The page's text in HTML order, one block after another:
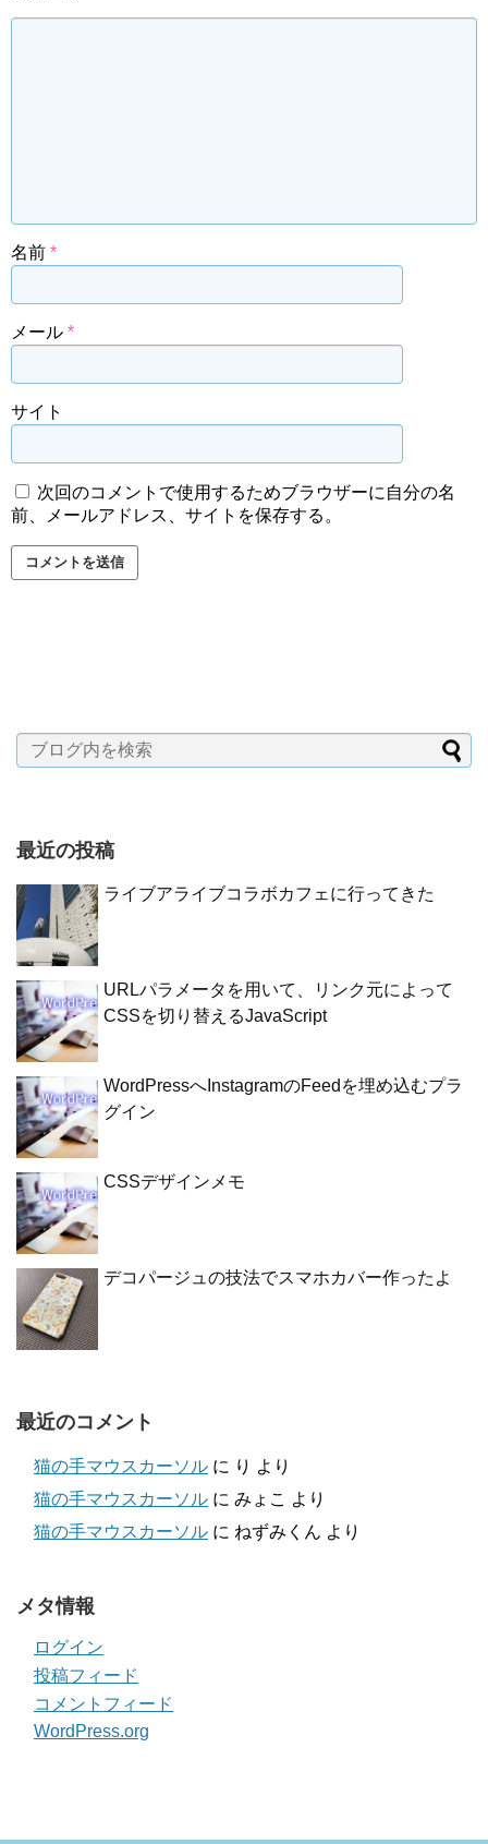
名前 *
メール *
サイト
次回のコメントで使用するためブラウザーに自分の名
前、メールアドレス、サイトを保存する。
最近の投稿
ライブアライブコラボカフェに行ってきた
URLパラメータを用いて、リンク元によって
CSSを切り替えるJavaScript
WordPressへInstagramのFeedを埋め込むプラ
グイン
CSSデザインメモ
デコパージュの技法でスマホカバー作ったよ
最近のコメント
猫の手マウスカーソル に り より
猫の手マウスカーソル に みょこ より
猫の手マウスカーソル に ねずみくん より
メタ情報
ログイン
投稿フィード
コメントフィード
WordPress.org